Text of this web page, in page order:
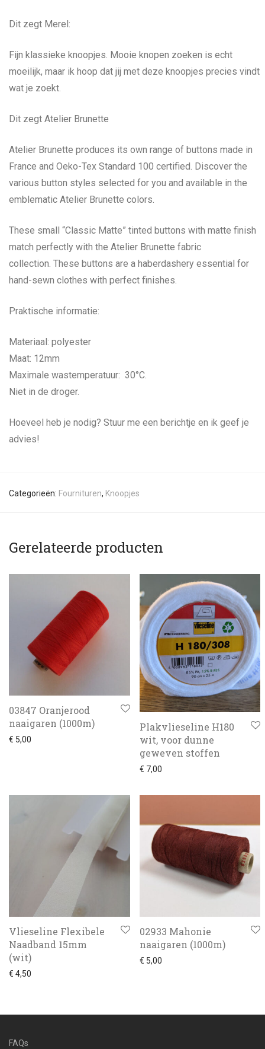
Dit zegt Merel:
Fijn klassieke knoopjes. Mooie knopen zoeken is echt
moeilijk, maar ik hoop dat jij met deze knoopjes precies vindt
wat je zoekt.
Dit zegt Atelier Brunette
Atelier Brunette produces its own range of buttons made in
France and Oeko-Tex Standard 100 certified. Discover the
various button styles selected for you and available in the
emblematic Atelier Brunette colors.
These small “Classic Matte” tinted buttons with matte finish
match perfectly with the Atelier Brunette fabric
collection. These buttons are a haberdashery essential for
hand-sewn clothes with perfect finishes.
Praktische informatie:
Materiaal: polyester
Maat: 12mm
Maximale wastemperatuur: 30°C.
Niet in de droger.
Hoeveel heb je nodig? Stuur me een berichtje en ik geef je
advies!
Categorieën: Fournituren, Knoopjes
Gerelateerde producten
03847 Oranjerood
naaigaren (1000m)
€ 5,00
Plakvlieseline H180
wit, voor dunne
geweven stoffen
€ 7,00
Vlieseline Flexibele
Naadband 15mm
(wit)
€ 4,50
02933 Mahonie
naaigaren (1000m)
€ 5,00
FAQs